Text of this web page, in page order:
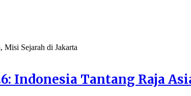
Indonesia Tantang Raja